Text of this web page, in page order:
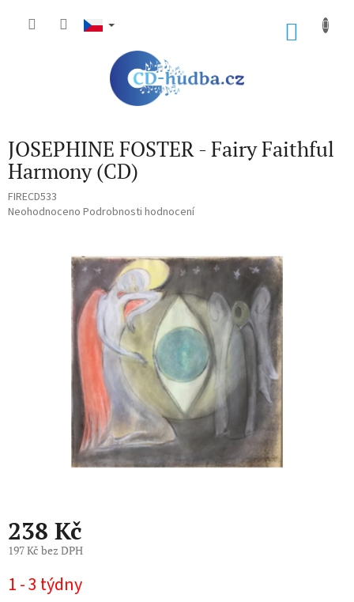
JOSEPHINE FOSTER - Fairy Faithful
Harmony (CD)
FIRECD533
Průměrné
Neohodnoceno Podrobnosti hodnocení
238 Kč
197 Kč bez DPH
cena:
1 - 3 týdny